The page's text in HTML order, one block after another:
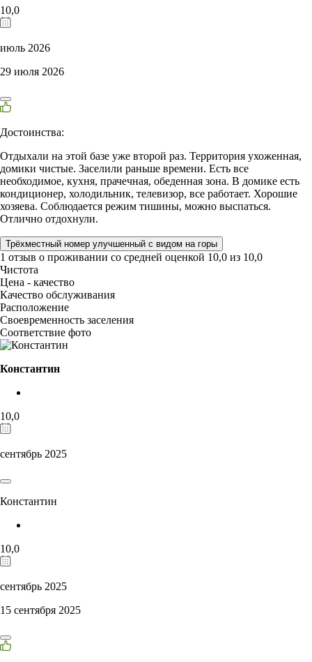
10,0
июль 2026
29 июля 2026
Достоинства:
Отдыхали на этой базе уже второй раз. Территория ухоженная,
домики чистые. Заселили раньше времени. Есть все
необходимое, кухня, прачечная, обеденная зона. В домике есть
кондиционер, холодильник, телевизор, все работает. Хорошие
хозяева. Соблюдается режим тишины, можно выспаться.
Отлично отдохнули.
Трёхместный номер улучшенный с видом на горы
1 отзыв о проживании со средней оценкой 10,0 из 10,0
Чистота
Цена - качество
Качество обслуживания
Расположение
Своевременность заселения
Соответствие фото
Константин
10,0
сентябрь 2025
Константин
10,0
сентябрь 2025
15 сентября 2025